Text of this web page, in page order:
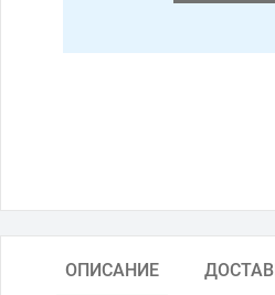
ОПИСАНИЕ